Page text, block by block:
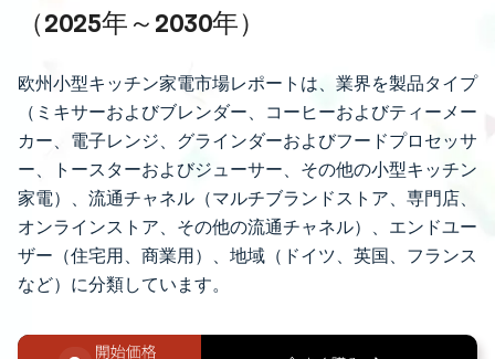
（2025年～2030年）
欧州小型キッチン家電市場レポートは、業界を製品タイプ
（ミキサーおよびブレンダー、コーヒーおよびティーメー
カー、電子レンジ、グラインダーおよびフードプロセッサ
ー、トースターおよびジューサー、その他の小型キッチン
家電）、流通チャネル（マルチブランドストア、専門店、
オンラインストア、その他の流通チャネル）、エンドユー
ザー（住宅用、商業用）、地域（ドイツ、英国、フランス
など）に分類しています。